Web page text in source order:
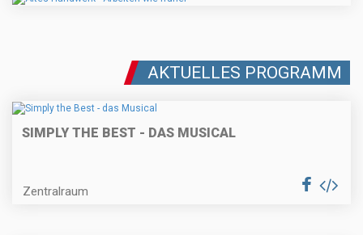
AKTUELLES PROGRAMM
SIMPLY THE BEST - DAS MUSICAL
Zentralraum